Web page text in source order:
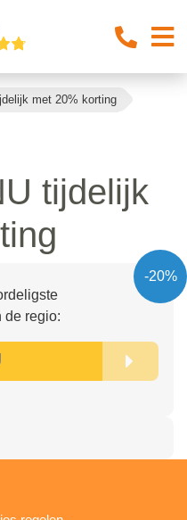
met 20% korting
tijdelijk
-20%
de regio: